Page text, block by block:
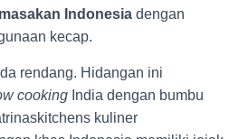
masakan Indonesia dengan
kecap.
rendang. Hidangan ini
cooking India dengan bumbu
kuliner